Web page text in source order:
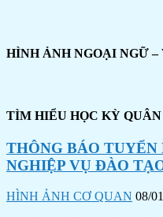
HÌNH ẢNH NGOẠI NGỮ –
TÌM HIỂU HỌC KỲ
THÔNG BÁO
NGHIỆP VỤ ĐÀO
HÌNH ẢNH CƠ QUAN 08/